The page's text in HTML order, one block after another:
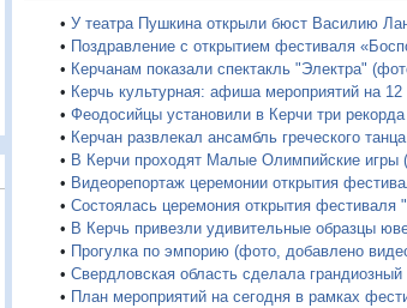
• У театра Пушкина открыли бюст Василию
• Поздравление с открытием фестиваля
• Керчанам показали спектакль "Электра"
• Керчь культурная: афиша мероприятий на
• Феодосийцы установили в Керчи три
• Керчан развлекал ансамбль греческого танца
• В Керчи проходят Малые Олимпийские игры
• Видеорепортаж церемонии открытия
• Состоялась церемония открытия фестиваля
• В Керчь привезли удивительные образцы
• Прогулка по эмпорию (фото, добавлено
• Свердловская область сделала
• План мероприятий на сегодня в рамках